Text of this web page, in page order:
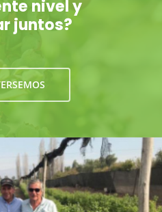
nivel y
juntos?